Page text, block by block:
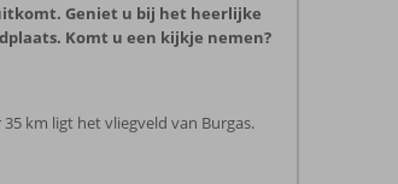
Geniet u bij het heerlijke
Komt u een kijkje nemen?
km ligt het vliegveld van Burgas.